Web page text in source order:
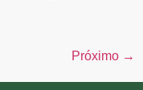
Próximo →